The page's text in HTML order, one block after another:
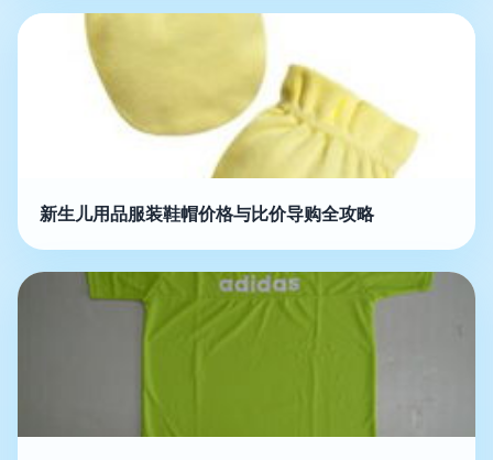
新生儿用品服装鞋帽价格与比价导购全攻略